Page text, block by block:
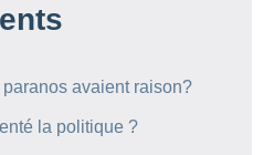
avaient raison?
la politique ?